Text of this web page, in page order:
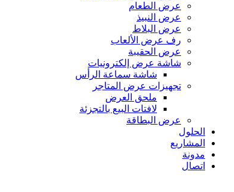
عرض الطعام
عرض النبيذ
عرض البلاط
رف عرض الألعاب
عرض الحقيبة
شاشة عرض إلكترونيات
شاشة سماعة الرأس
تجهيزات عرض المتاجر
ملحق العرض
لافتات البيع بالتجزئة
عرض البطاقة
الحلول
المشاريع
مدونة
اتصال